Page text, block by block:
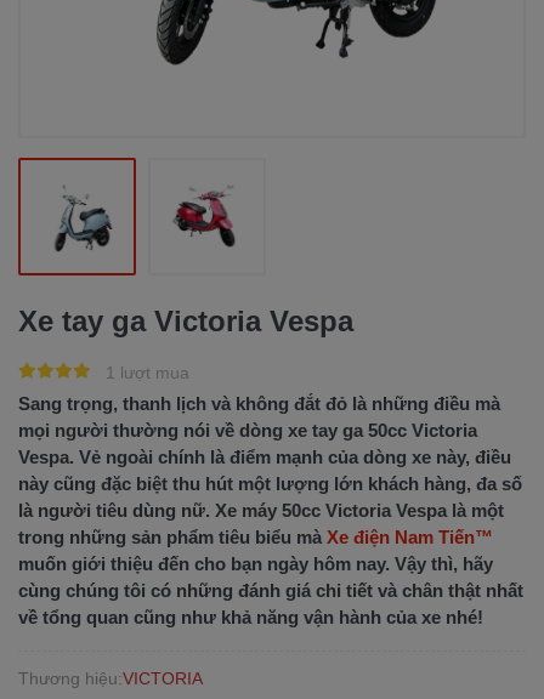
Xe tay ga Victoria Vespa
1 lượt mua
Sang trọng, thanh lịch và không đắt đỏ là những điều mà
mọi người thường nói về dòng xe tay ga 50cc Victoria
Vespa. Vẻ ngoài chính là điểm mạnh của dòng xe này, điều
này cũng đặc biệt thu hút một lượng lớn khách hàng, đa số
là người tiêu dùng nữ. Xe máy 50cc Victoria Vespa là một
trong những sản phẩm tiêu biểu mà Xe điện Nam Tiến™
muốn giới thiệu đến cho bạn ngày hôm nay. Vậy thì, hãy
cùng chúng tôi có những đánh giá chi tiết và chân thật nhất
về tổng quan cũng như khả năng vận hành của xe nhé!
Thương hiệu:VICTORIA